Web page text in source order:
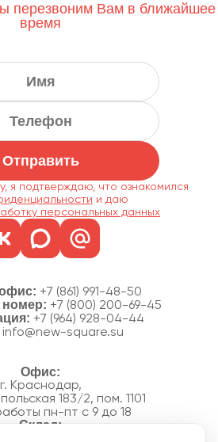
перезвоним Вам в ближайшее
время
Отправить
я подтверждаю, что ознакомился
персональных данных
+7 (861) 991-48-50
номер: +7 (800) 200-69-45
+7 (964) 928-04-44
info@new-square.su
г. Краснодар,
183/2, пом. 1101
пн-пт с 9 до 18